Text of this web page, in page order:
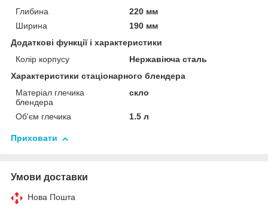
Глибина
220 мм
Ширина
190 мм
Додаткові функції і характеристики
Колір корпусу
Нержавіюча сталь
Характеристики стаціонарного блендера
Матеріал глечика
блендера
скло
Об'єм глечика 1.5 л
Приховати
Умови доставки
Нова Пошта